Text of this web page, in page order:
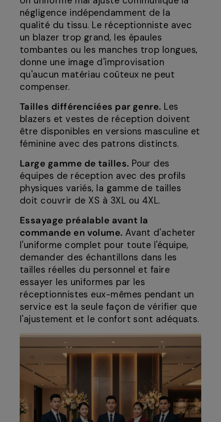
négligence indépendamment de la
qualité du tissu. Le réceptionniste avec
un blazer trop grand, les épaules
tombantes ou les manches trop longues,
donne une image d'improvisation
qu'aucun matériau coûteux ne peut
compenser.
Tailles différenciées par genre. Les
blazers et vestes de réception doivent
être disponibles en versions masculine et
féminine avec des patrons distincts.
Large gamme de tailles. Pour des
équipes de réception avec des profils
physiques variés, la gamme de tailles
doit couvrir de XS à 3XL ou 4XL.
Essayage préalable avant la
commande en volume. Avant d'acheter
l'uniforme complet pour toute l'équipe,
demander des échantillons dans les
tailles réelles du personnel et faire
essayer les uniformes par les
réceptionnistes eux-mêmes pendant un
service est la seule façon de vérifier que
l'ajustement et le confort sont adéquats.